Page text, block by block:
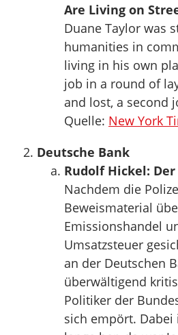
Are Living on
Duane Taylor was
humanities in
living in his own
job in a round of
and lost, a second
Quelle: New York
Deutsche Bank
Rudolf Hickel:
Nachdem die
Beweismaterial
Emissionshandel
Umsatzsteuer
an der Deutschen
überwältigend
Politiker der
sich empört.